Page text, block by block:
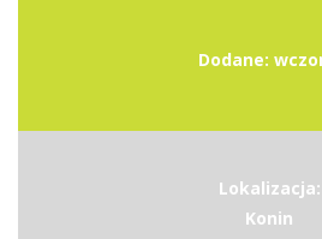
Dodane:
Lokalizacja:
Konin